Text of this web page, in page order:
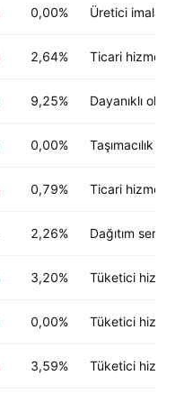
0,00% Üretici imalatı
2,64% Ticari hizmetler
9,25% Dayanıklı
0,00% Taşımacılık
0,79% Ticari hizmetler
2,26% Dağıtım
3,20% Tüketici
0,00% Tüketici
3,59% Tüketici